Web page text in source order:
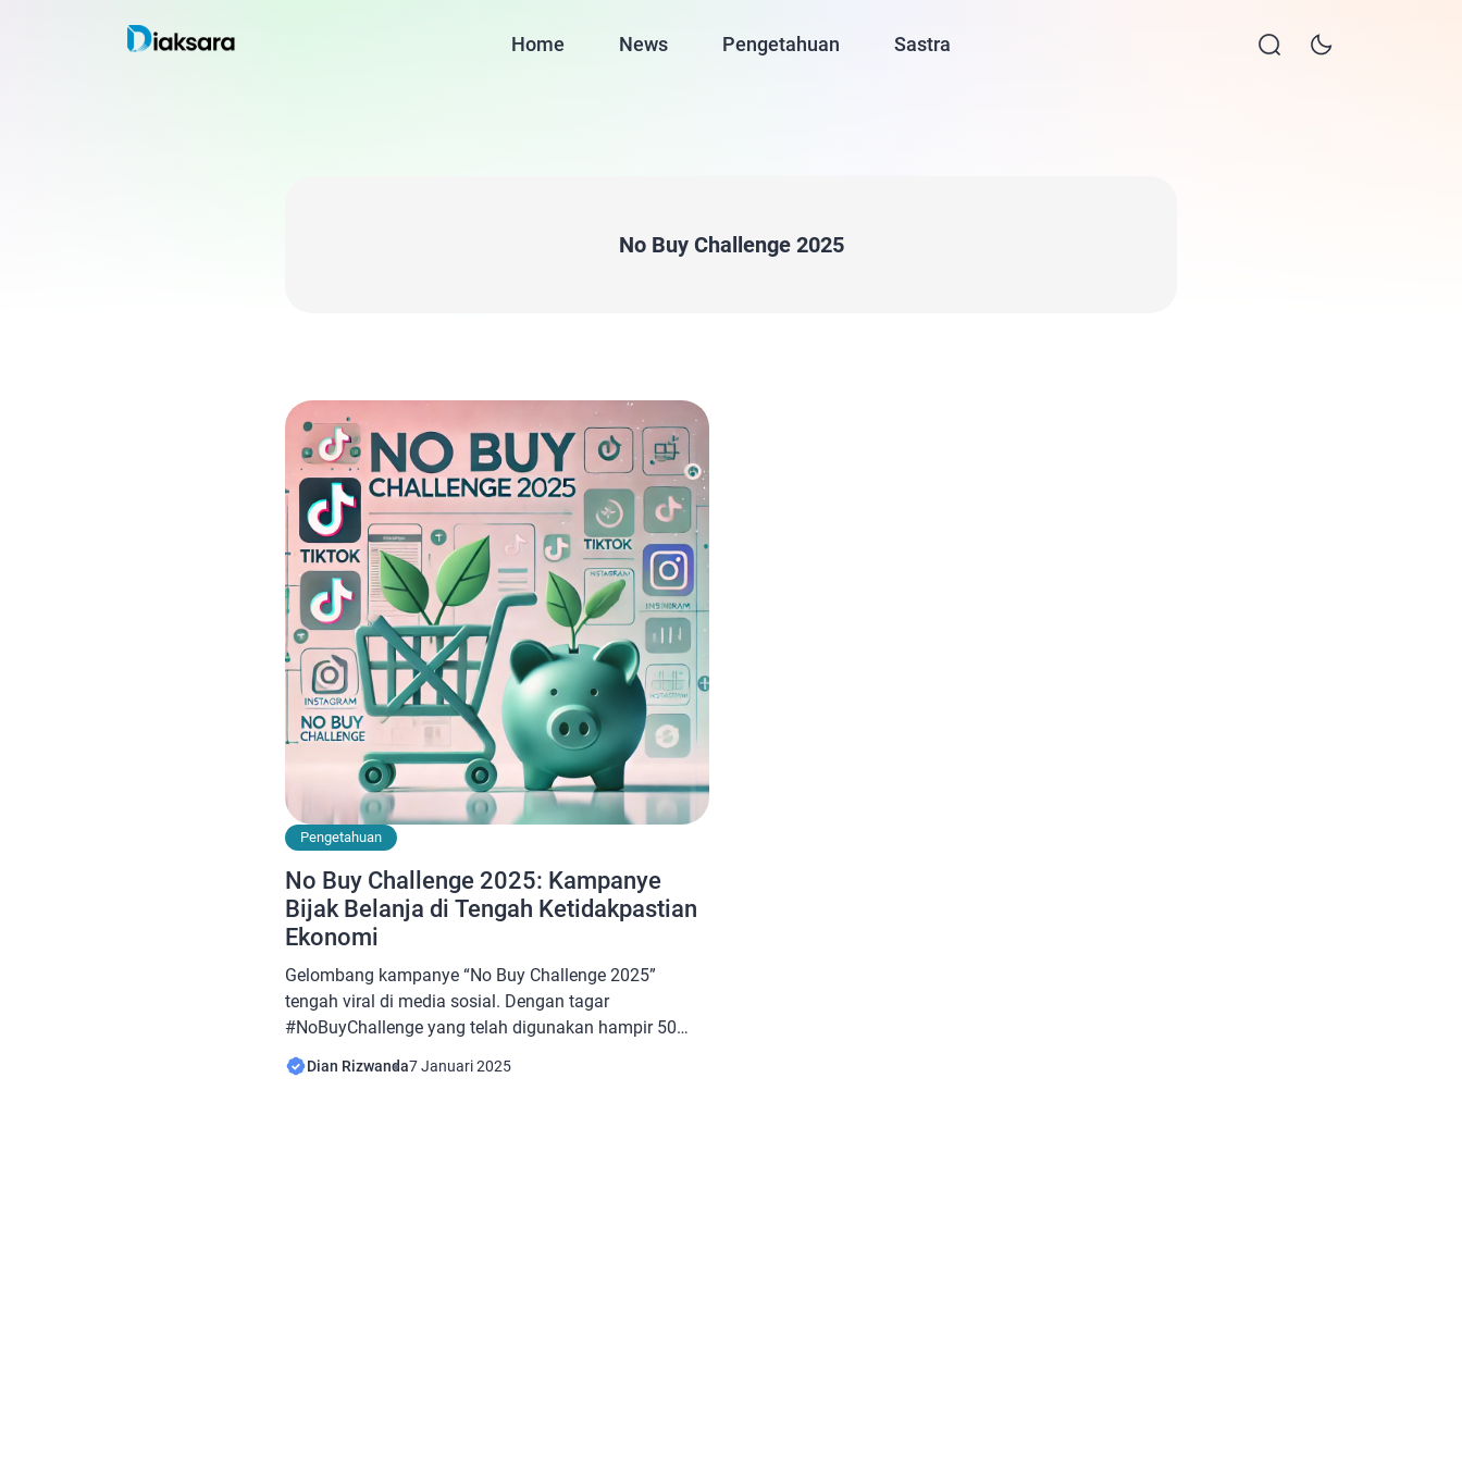
Home News Pengetahuan Sastra
No Buy Challenge 2025
Pengetahuan
No Buy Challenge 2025: Kampanye
Bijak Belanja di Tengah Ketidakpastian
Ekonomi
Gelombang kampanye “No Buy Challenge 2025”
tengah viral di media sosial. Dengan tagar
#NoBuyChallenge yang telah digunakan hampir 50
juta kali di TikTok, kampanye ini mendorong individu
untuk mengurangi atau bahkan menghentikan
Dian Rizwanda7 Januari 2025